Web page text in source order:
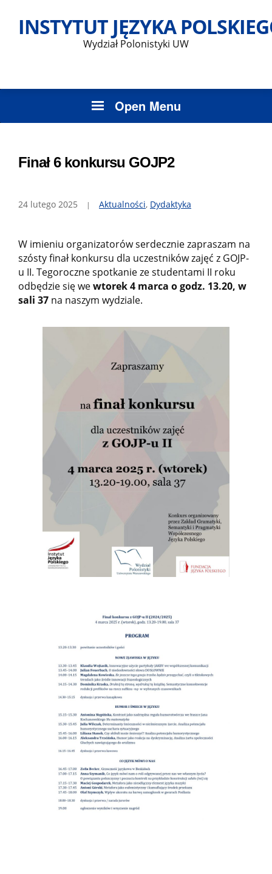
to
content
INSTYTUT JĘZYKA
Wydział Polonistyki UW
Open Menu
Finał 6 konkursu GOJP2
24 lutego 2025 Aktualności, Dydaktyka
W imieniu organizatorów serdecznie zapraszam na
szósty finał konkursu dla uczestników zajęć z GOJP-
u II. Tegoroczne spotkanie ze studentami II roku
odbędzie się wewtorek 4 marca o godz. 13.20, w
sali 37 na naszym wydziale.